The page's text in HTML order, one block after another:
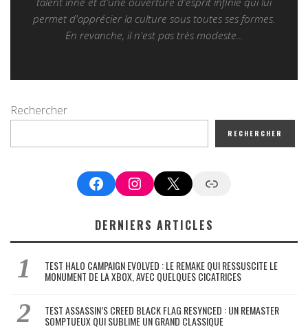
permet d'apprécier la culture sous toutes ses formes.
En revanche, il n'est pas très modeste...
Rechercher
RECHERCHER
FacebookInstagram
X Google News
DERNIERS ARTICLES
TEST HALO CAMPAIGN EVOLVED : LE REMAKE QUI RESSUSCITE LE
MONUMENT DE LA XBOX, AVEC QUELQUES CICATRICES
TEST ASSASSIN’S CREED BLACK FLAG RESYNCED : UN REMASTER
SOMPTUEUX QUI SUBLIME UN GRAND CLASSIQUE